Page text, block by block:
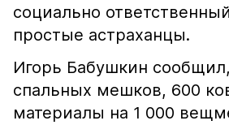
социально
простые астраханцы.
Игорь Бабушкин
спальных мешков, 600
материалы на 1 000